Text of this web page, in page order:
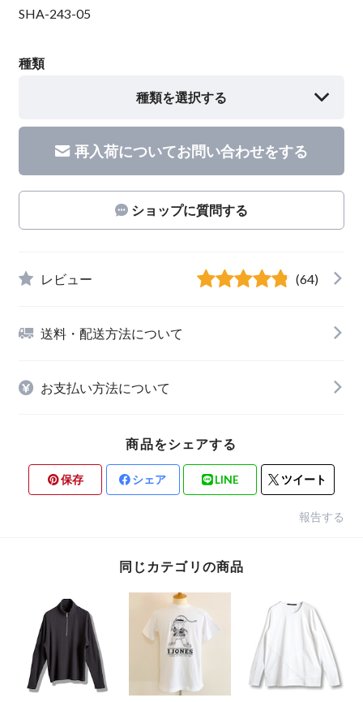
SHA-243-05
種類
種類を選択する
再入荷についてお問い合わせをする
ショップに質問する
レビュー (64)
送料・配送方法について
お支払い方法について
商品をシェアする
保存 シェア LINE ツイート
報告する
同じカテゴリの商品